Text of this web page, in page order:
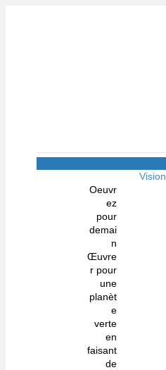
Vision
Oeuvr
ez
pour
demai
n
Œuvre
r pour
une
planèt
e
verte
en
faisant
de